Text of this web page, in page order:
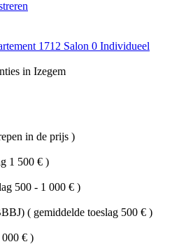
1712 Salon 0 Individueel
in Izegem
in de prijs )
1 500 € )
500 - 1 000 € )
( gemiddelde toeslag 500 € )
000 € )